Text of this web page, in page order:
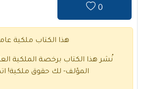
0
هذا الكتاب ملكية
نُشر هذا الكتاب برخصة الملكية
المؤلف- لك حقوق ملكية!